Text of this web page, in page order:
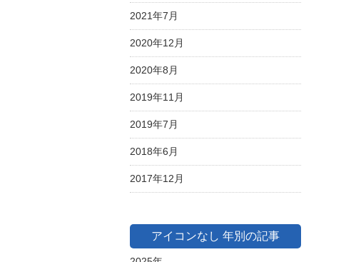
2021年7月
2020年12月
2020年8月
2019年11月
2019年7月
2018年6月
2017年12月
アイコンなし 年別の記事